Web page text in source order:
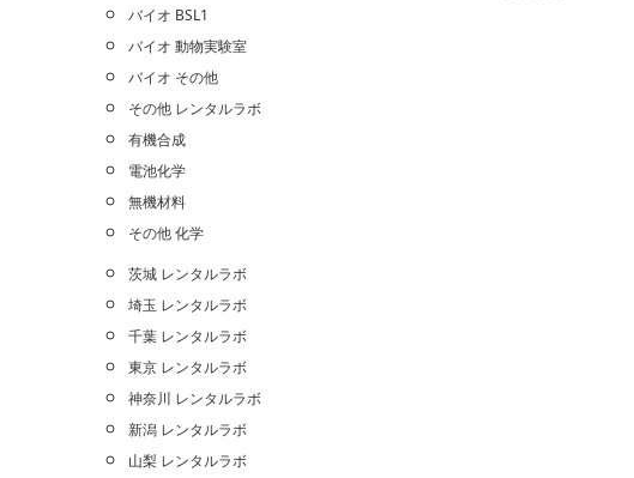
バイオ BSL1
バイオ 動物実験室
バイオ その他
その他 レンタルラボ
有機合成
電池化学
無機材料
その他 化学
茨城 レンタルラボ
埼玉 レンタルラボ
千葉 レンタルラボ
東京 レンタルラボ
神奈川 レンタルラボ
新潟 レンタルラボ
山梨 レンタルラボ